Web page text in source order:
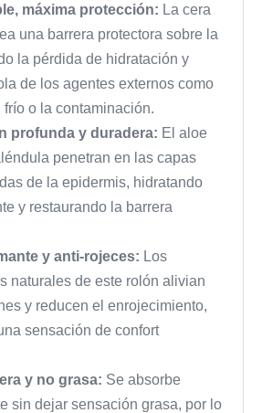
máxima protección: La cera
una barrera protectora sobre la
la pérdida de hidratación y
de los agentes externos como
frío o la contaminación.
profunda y duradera: El aloe
penetran en las capas
de la epidermis, hidratando
y restaurando la barrera
y anti-rojeces: Los
naturales de este rolón alivian
y reducen el enrojecimiento,
sensación de confort
y no grasa: Se absorbe
sin dejar sensación grasa, por lo